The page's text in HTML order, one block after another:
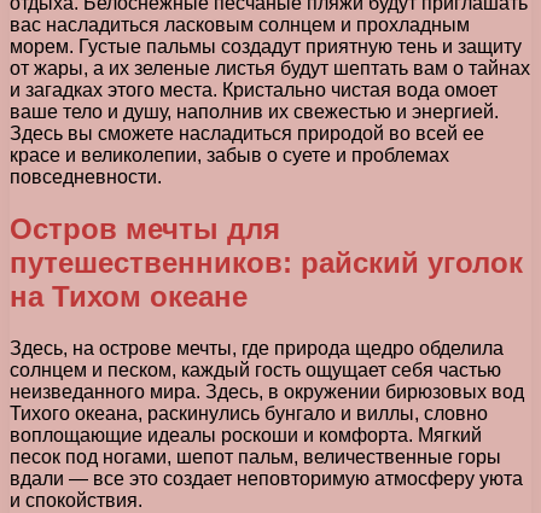
вас насладиться ласковым солнцем и прохладным
морем. Густые пальмы создадут приятную тень и защиту
от жары, а их зеленые листья будут шептать вам о тайнах
и загадках этого места. Кристально чистая вода омоет
ваше тело и душу, наполнив их свежестью и энергией.
Здесь вы сможете насладиться природой во всей ее
красе и великолепии, забыв о суете и проблемах
повседневности.
Остров мечты для
путешественников: райский уголок
на Тихом океане
Здесь, на острове мечты, где природа щедро обделила
солнцем и песком, каждый гость ощущает себя частью
неизведанного мира. Здесь, в окружении бирюзовых вод
Тихого океана, раскинулись бунгало и виллы, словно
воплощающие идеалы роскоши и комфорта. Мягкий
песок под ногами, шепот пальм, величественные горы
вдали — все это создает неповторимую атмосферу уюта
и спокойствия.